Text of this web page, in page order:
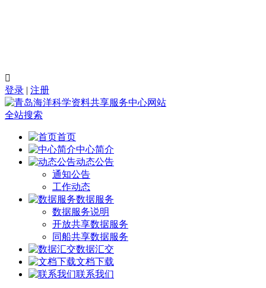

登录 | 注册
全站搜索
首页
中心简介
动态公告
通知公告
工作动态
数据服务
数据服务说明
开放共享数据服务
同船共享数据服务
数据汇交
文档下载
联系我们